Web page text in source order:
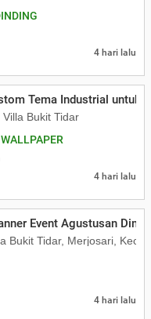
4 hari lalu
Tema Industrial untuk
Bukit Tidar
4 hari lalu
Event Agustusan
Bukit Tidar, Merjosari, Kec.
4 hari lalu